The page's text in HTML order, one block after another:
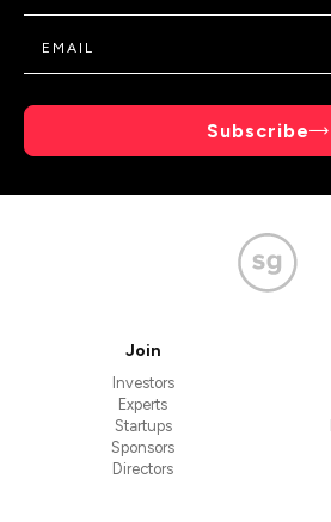
Subscribe
Join
Investors
Experts
Startups
Sponsors
Directors